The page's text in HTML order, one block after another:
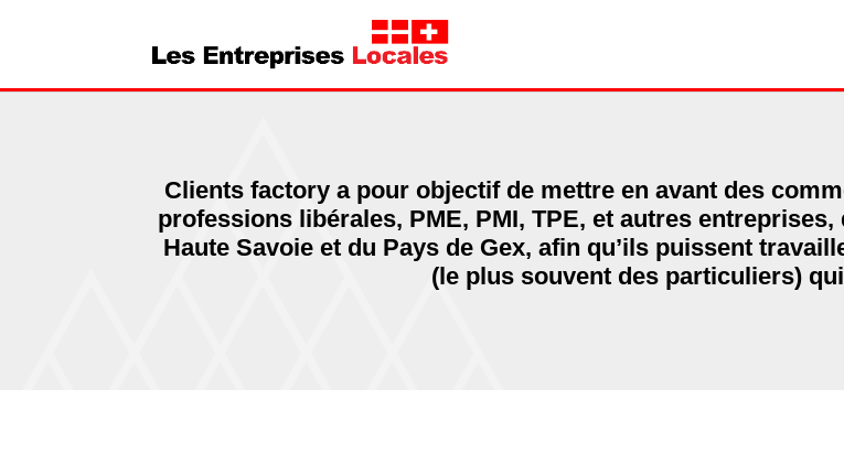
Clients factory a pour objectif de mettre en avant des
professions libérales, PME, PMI, TPE, et autres
Haute Savoie et du Pays de Gex, afin qu’ils puissent
(le plus souvent des particuliers)